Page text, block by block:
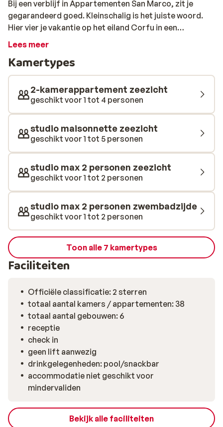
Bij een verblijf in Appartementen San Marco, zit je
gegarandeerd goed. Kleinschalig is het juiste woord.
Hier vier je vakantie op het eiland Corfu in een
prachtige groene omgeving met een fantastisch
om te verblijven en je komt hier helemaal tot rust. De
appartementen zijn comfortabel ingericht en je vindt
er alles wat je nodig hebt voor een ontspannen
vakantie. Bestel in de bar af en toe een drankje en
snack, neem een verkoelende duik in het zwembad en
doezel weg op je ligbed. Dit is vakantie vieren! Wil je er
op uit? Volg vanaf San Marco de weg naar beneden en je
komt vanzelf in de dorpjes Pirgi en Ipsos terecht. In
tavernes tot aan leuke clubs toe. Flaneer over de
boulevard en kies een gezellige taverne aan het
haventje uit voor een typisch Griekse maaltijd, altijd
vers en goed.
Lees meer
Kamertypes
2-kamerappartement zeezicht
geschikt voor 1 tot 4 personen
studio maisonnette zeezicht
geschikt voor 1 tot 5 personen
studio max 2 personen zeezicht
geschikt voor 1 tot 2 personen
studio max 2 personen zwembadzijde
geschikt voor 1 tot 2 personen
Toon alle 7 kamertypes
Faciliteiten
Officiële classificatie: 2 sterren
totaal aantal kamers / appartementen: 38
totaal aantal gebouwen: 6
receptie
check in
geen lift aanwezig
drinkgelegenheden: pool/snackbar
accommodatie niet geschikt voor
mindervaliden
Bekijk alle faciliteiten